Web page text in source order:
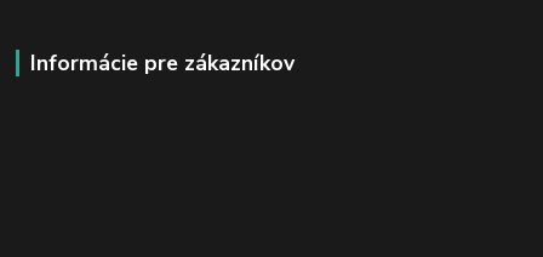
Informácie pre zákazníkov